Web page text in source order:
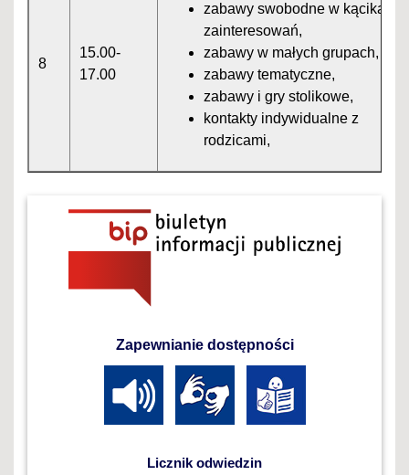
8
15.00-
17.00
zabawy swobodne w kącikach
zainteresowań,
zabawy w małych grupach,
zabawy tematyczne,
zabawy i gry stolikowe,
kontakty indywidualne z
rodzicami,
Zapewnianie dostępności
Licznik odwiedzin